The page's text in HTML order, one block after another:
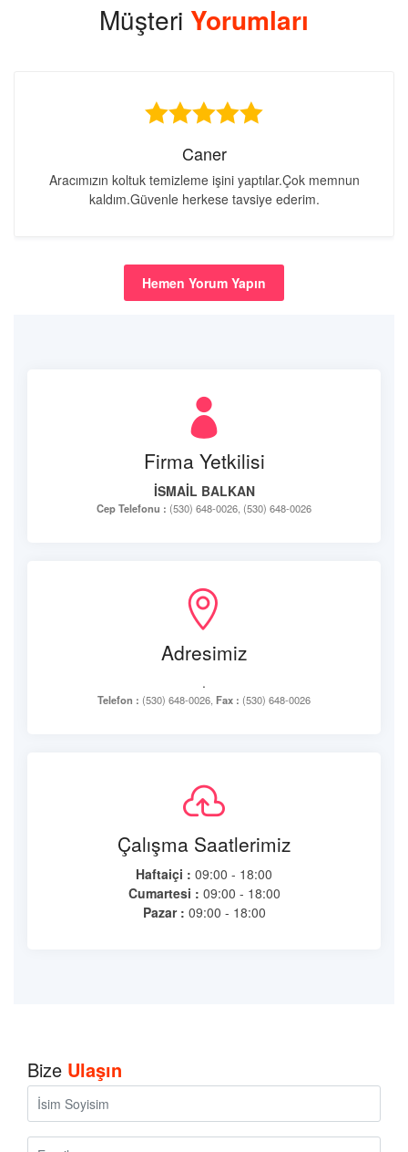
Müşteri Yorumları
Caner
Aracımızın koltuk temizleme işini yaptılar.Çok memnun
kaldım.Güvenle herkese tavsiye ederim.
Hemen Yorum Yapın
Firma Yetkilisi
İSMAİL BALKAN
Cep Telefonu : (530) 648-0026, (530) 648-0026
Adresimiz
.
Telefon : (530) 648-0026, Fax : (530) 648-0026
Çalışma Saatlerimiz
Haftaiçi : 09:00 - 18:00
Cumartesi : 09:00 - 18:00
Pazar : 09:00 - 18:00
Bize Ulaşın